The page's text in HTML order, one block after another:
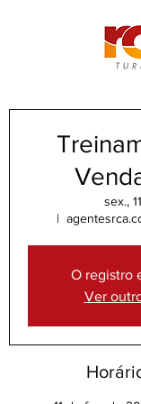
sex.,
  |
O registro
Ver